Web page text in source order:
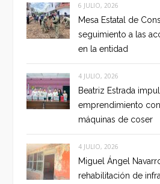
6 JULIO, 2026
Mesa Estatal de
seguimiento a las
en la entidad
4 JULIO, 2026
Beatriz Estrada
emprendimiento
máquinas de coser
4 JULIO, 2026
Miguel Ángel
rehabilitación de